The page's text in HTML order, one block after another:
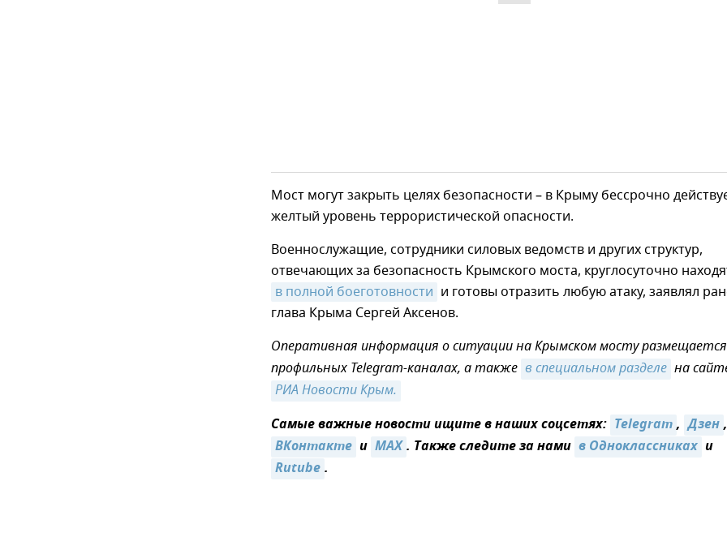
Мост могут закрыть целях безопасности – в Крыму бессрочно
желтый уровень террористической опасности.
Военнослужащие, сотрудники силовых ведомств и других структур,
отвечающих за безопасность Крымского моста, круглосуточно
в полной боеготовности и готовы отразить любую атаку, заявлял
глава Крыма Сергей Аксенов.
Оперативная информация о ситуации на Крымском мосту
профильных Telegram-каналах, а также в специальном разделе на
РИА Новости Крым.
Самые важные новости ищите в наших соцсетях: Telegram, Дзен,
ВКонтакте и MAX. Также следите за нами в Одноклассниках и
Rutube.